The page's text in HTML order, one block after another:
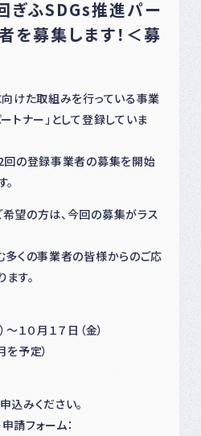
ぎふSDGs推進パー
を募集します！＜募
向けた取組みを行っている事業
トナー」として登録していま
回の登録事業者の募集を開始
望の方は、今回の募集がラス
多くの事業者の皆様からのご応
す。
１０月１７日（金）
予定）
込みください。
フォーム：